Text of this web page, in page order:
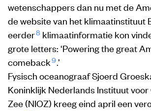
wetenschappers dan nu met de
de website van het klimaatinstituut
eerder8 klimaatinformatie kon
grote letters: ‘Powering the great
comeback9.’
Fysisch oceanograaf Sjoerd
Koninklijk Nederlands Instituut
Zee (NIOZ) kreeg eind april een